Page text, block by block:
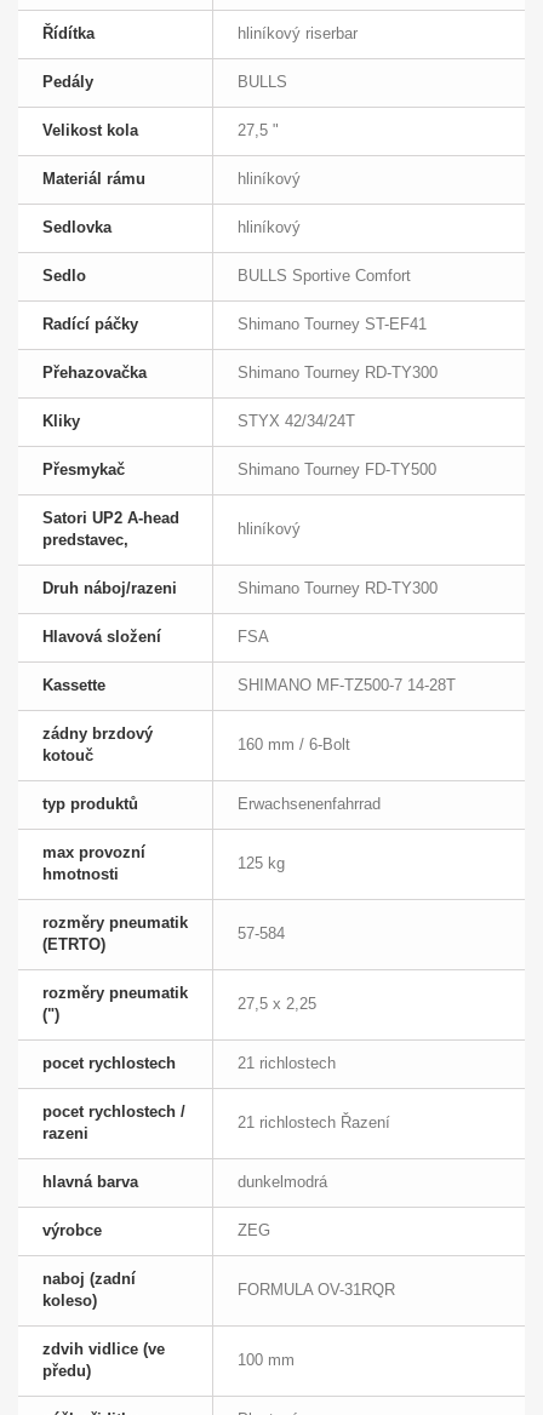
Řídítka hliníkový riserbar
Pedály BULLS
Velikost kola 27,5 "
Materiál rámu hliníkový
Sedlovka hliníkový
Sedlo BULLS Sportive Comfort
Radící páčky Shimano Tourney ST-EF41
Přehazovačka Shimano Tourney RD-TY300
Kliky STYX 42/34/24T
Přesmykač Shimano Tourney FD-TY500
Satori UP2 A-head
predstavec,
hliníkový
Druh náboj/razeni Shimano Tourney RD-TY300
Hlavová složení FSA
Kassette SHIMANO MF-TZ500-7 14-28T
zádny brzdový
kotouč
160 mm / 6-Bolt
typ produktů Erwachsenenfahrrad
max provozní
hmotnosti
125 kg
rozměry pneumatik
(ETRTO)
57-584
rozměry pneumatik
(")
27,5 x 2,25
pocet rychlostech 21 richlostech
pocet rychlostech /
razeni
21 richlostech Řazení
hlavná barva dunkelmodrá
výrobce ZEG
naboj (zadní
koleso)
FORMULA OV-31RQR
zdvih vidlice (ve
předu)
100 mm